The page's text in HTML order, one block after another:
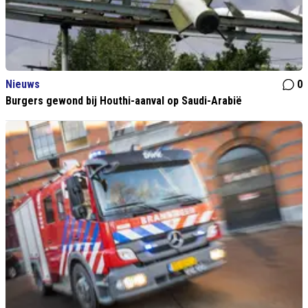
Nieuws
0
Burgers gewond bij Houthi-aanval op Saudi-Arabië